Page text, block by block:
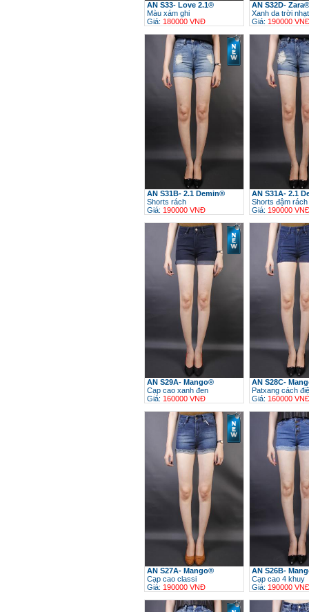
AN S33- Love 2.1®
Màu xám ghi
Giá: 180000 VNĐ
AN S32D- Zara®
Xanh da trời nhạt
Giá: 190000
AN S31B- 2.1 Demin®
Shorts rách
Giá: 190000 VNĐ
AN S31A- 2.1
Shorts đậm rách
Giá: 190000
AN S29A- Mango®
Cạp cao xanh đen
Giá: 160000 VNĐ
AN S28C-
Patxang cách
Giá: 160000
AN S27A- Mango®
Cạp cao classi
Giá: 190000 VNĐ
AN S26B-
Cạp cao 4 khuy
Giá: 190000